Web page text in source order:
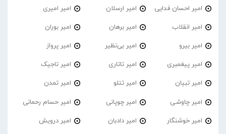
امیر احسان فدایی امیر ارسلان امیر امیری
امیر انقلاب امیر برهان امیر‌ بوران
امیر بیرو امیر بی‌نظیر امیر پرواز
امیر پیغمبری امیر تاتاری امیر تاجیک
امیر تبیان امیر تتلو امیر تمدن
امیر چاوشی امیر چوپانی امیر حسام رحمانی
امیر خوشنگار امیر دادبان امیر درویش